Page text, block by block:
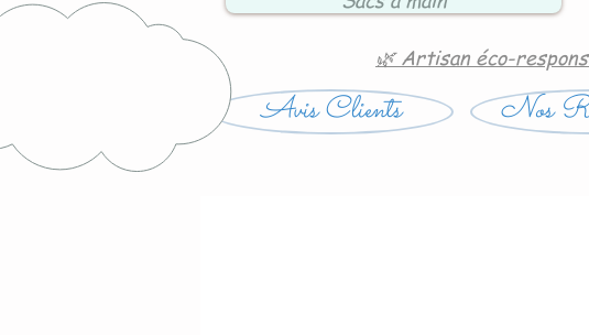
🌿 Artisan éco-
Avis Clients Nos